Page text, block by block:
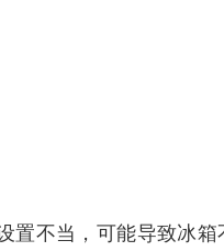
不当，可能导致冰箱